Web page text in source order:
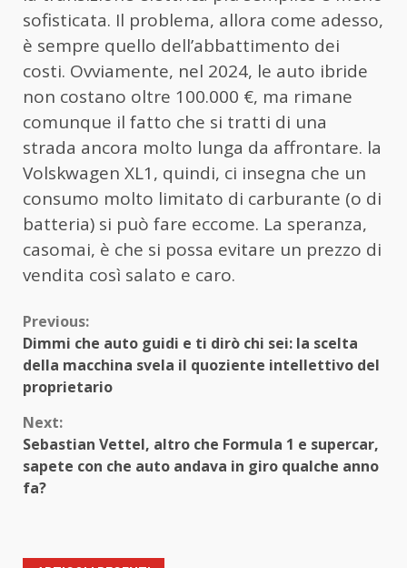
sofisticata. Il problema, allora come adesso,
è sempre quello dell’abbattimento dei
costi. Ovviamente, nel 2024, le auto ibride
non costano oltre 100.000 €, ma rimane
comunque il fatto che si tratti di una
strada ancora molto lunga da affrontare. la
Volskwagen XL1, quindi, ci insegna che un
consumo molto limitato di carburante (o di
batteria) si può fare eccome. La speranza,
casomai, è che si possa evitare un prezzo di
vendita così salato e caro.
Continue
Reading
Previous:
Dimmi che auto guidi e ti dirò chi sei: la scelta
della macchina svela il quoziente intellettivo del
proprietario
Next:
Sebastian Vettel, altro che Formula 1 e supercar,
sapete con che auto andava in giro qualche anno
fa?